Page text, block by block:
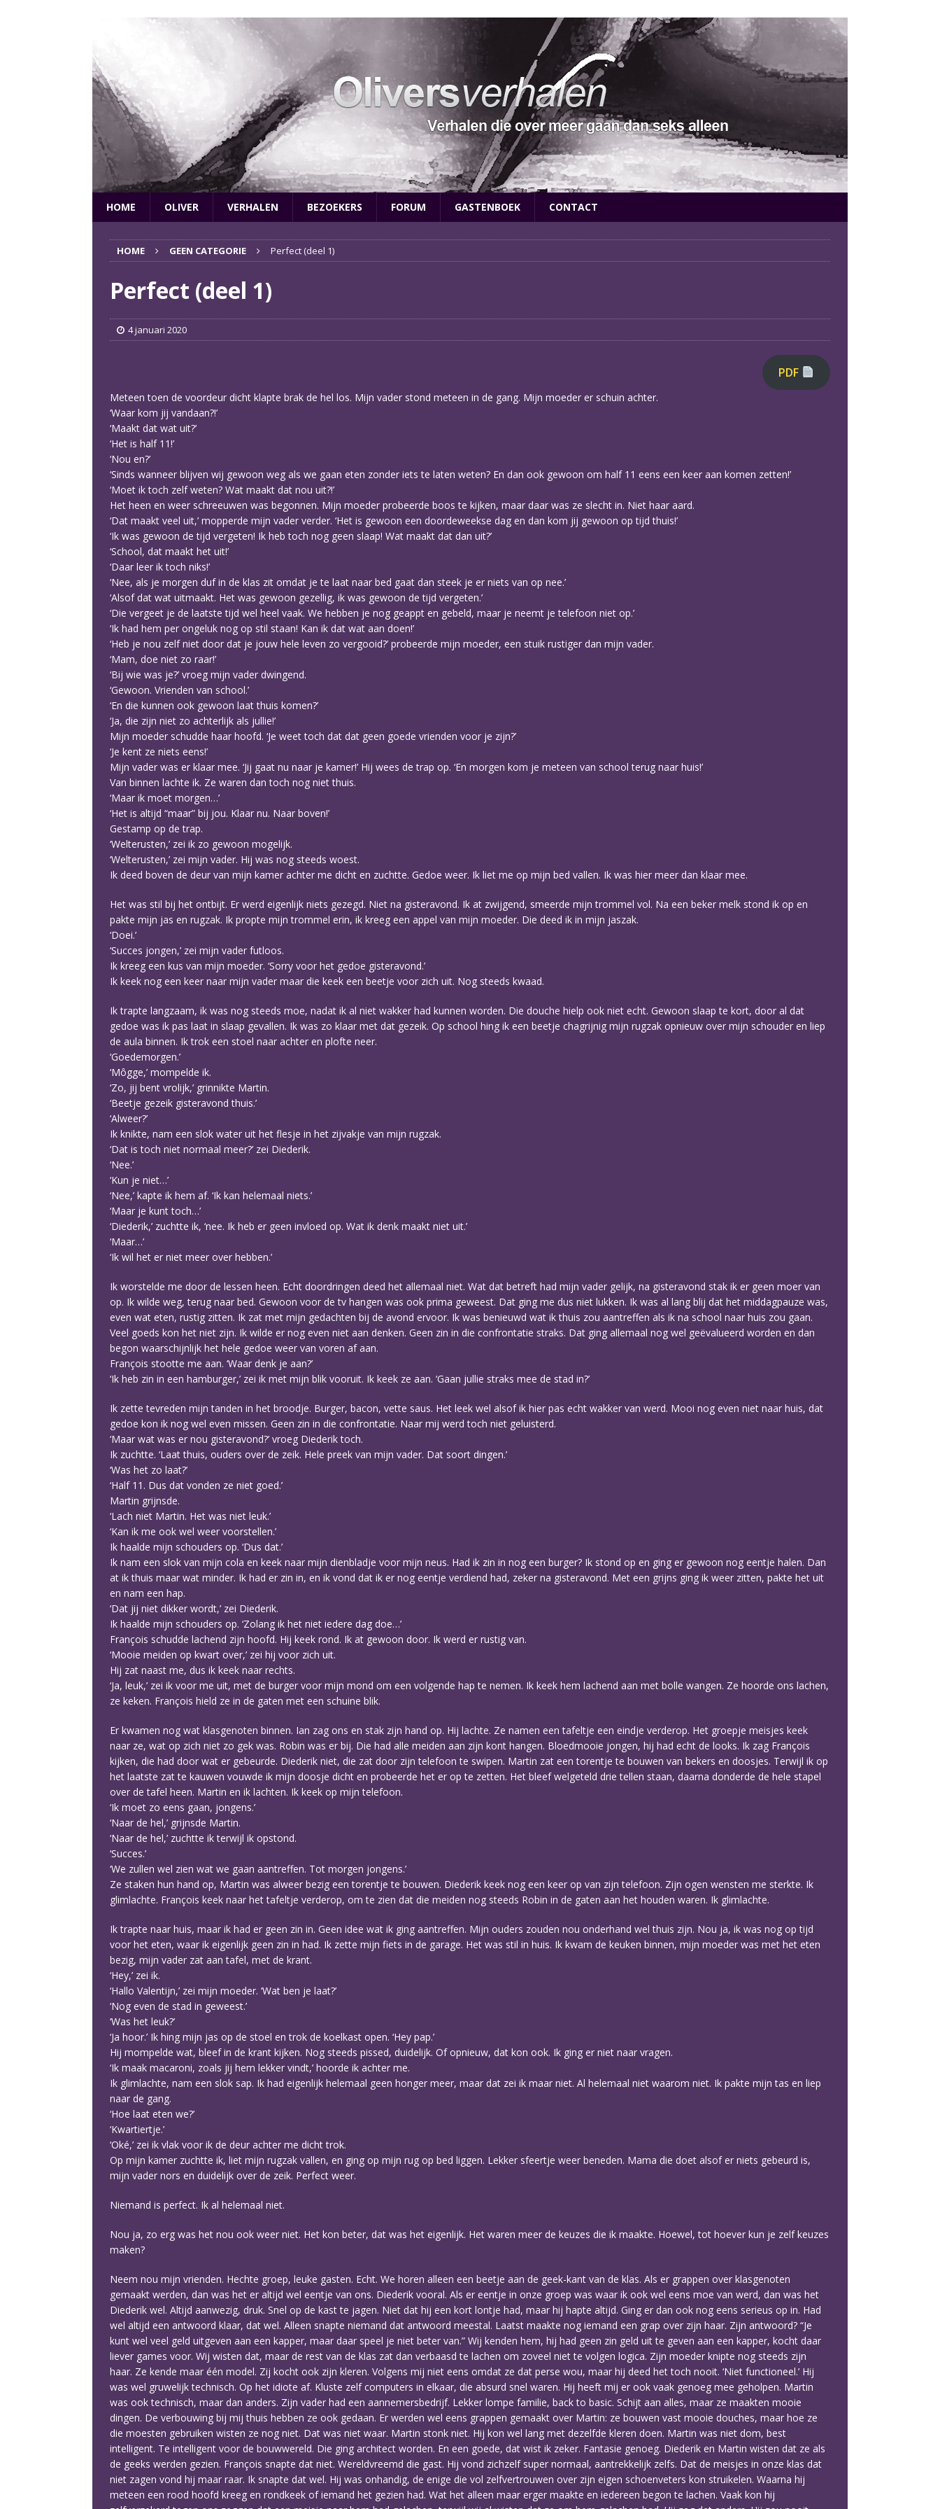
HOME OLIVER VERHALEN BEZOEKERS FORUM GASTENBOEK CONTACT
HOME GEEN CATEGORIE Perfect (deel 1)
Perfect (deel 1)
4 januari 2020
PDF
Meteen toen de voordeur dicht klapte brak de hel los. Mijn vader stond meteen in de gang. Mijn moeder er schuin achter.
‘Waar kom jij vandaan?!’
‘Maakt dat wat uit?’
‘Het is half 11!’
‘Nou en?’
‘Sinds wanneer blijven wij gewoon weg als we gaan eten zonder iets te laten weten? En dan ook gewoon om half 11 eens een keer aan komen zetten!’
‘Moet ik toch zelf weten? Wat maakt dat nou uit?!’
Het heen en weer schreeuwen was begonnen. Mijn moeder probeerde boos te kijken, maar daar was ze slecht in. Niet haar aard.
‘Dat maakt veel uit,’ mopperde mijn vader verder. ‘Het is gewoon een doordeweekse dag en dan kom jij gewoon op tijd thuis!’
‘Ik was gewoon de tijd vergeten! Ik heb toch nog geen slaap! Wat maakt dat dan uit?’
‘School, dat maakt het uit!’
‘Daar leer ik toch niks!’
‘Nee, als je morgen duf in de klas zit omdat je te laat naar bed gaat dan steek je er niets van op nee.’
‘Alsof dat wat uitmaakt. Het was gewoon gezellig, ik was gewoon de tijd vergeten.’
‘Die vergeet je de laatste tijd wel heel vaak. We hebben je nog geappt en gebeld, maar je neemt je telefoon niet op.’
‘Ik had hem per ongeluk nog op stil staan! Kan ik dat wat aan doen!’
‘Heb je nou zelf niet door dat je jouw hele leven zo vergooid?’ probeerde mijn moeder, een stuik rustiger dan mijn vader.
‘Mam, doe niet zo raar!’
‘Bij wie was je?’ vroeg mijn vader dwingend.
‘Gewoon. Vrienden van school.’
‘En die kunnen ook gewoon laat thuis komen?’
‘Ja, die zijn niet zo achterlijk als jullie!’
Mijn moeder schudde haar hoofd. ‘Je weet toch dat dat geen goede vrienden voor je zijn?’
‘Je kent ze niets eens!’
Mijn vader was er klaar mee. ‘Jij gaat nu naar je kamer!’ Hij wees de trap op. ‘En morgen kom je meteen van school terug naar huis!’
Van binnen lachte ik. Ze waren dan toch nog niet thuis.
‘Maar ik moet morgen…’
‘Het is altijd “maar” bij jou. Klaar nu. Naar boven!’
Gestamp op de trap.
‘Welterusten,’ zei ik zo gewoon mogelijk.
‘Welterusten,’ zei mijn vader. Hij was nog steeds woest.
Ik deed boven de deur van mijn kamer achter me dicht en zuchtte. Gedoe weer. Ik liet me op mijn bed vallen. Ik was hier meer dan klaar mee.
Het was stil bij het ontbijt. Er werd eigenlijk niets gezegd. Niet na gisteravond. Ik at zwijgend, smeerde mijn trommel vol. Na een beker melk stond ik op en
pakte mijn jas en rugzak. Ik propte mijn trommel erin, ik kreeg een appel van mijn moeder. Die deed ik in mijn jaszak.
‘Doei.’
‘Succes jongen,’ zei mijn vader futloos.
Ik kreeg een kus van mijn moeder. ‘Sorry voor het gedoe gisteravond.’
Ik keek nog een keer naar mijn vader maar die keek een beetje voor zich uit. Nog steeds kwaad.
Ik trapte langzaam, ik was nog steeds moe, nadat ik al niet wakker had kunnen worden. Die douche hielp ook niet echt. Gewoon slaap te kort, door al dat
gedoe was ik pas laat in slaap gevallen. Ik was zo klaar met dat gezeik. Op school hing ik een beetje chagrijnig mijn rugzak opnieuw over mijn schouder en liep
de aula binnen. Ik trok een stoel naar achter en plofte neer.
‘Goedemorgen.’
‘Môgge,’ mompelde ik.
‘Zo, jij bent vrolijk,’ grinnikte Martin.
‘Beetje gezeik gisteravond thuis.’
‘Alweer?’
Ik knikte, nam een slok water uit het flesje in het zijvakje van mijn rugzak.
‘Dat is toch niet normaal meer?’ zei Diederik.
‘Nee.’
‘Kun je niet…’
‘Nee,’ kapte ik hem af. ‘Ik kan helemaal niets.’
‘Maar je kunt toch…’
‘Diederik,’ zuchtte ik, ‘nee. Ik heb er geen invloed op. Wat ik denk maakt niet uit.’
‘Maar…’
‘Ik wil het er niet meer over hebben.’
Ik worstelde me door de lessen heen. Echt doordringen deed het allemaal niet. Wat dat betreft had mijn vader gelijk, na gisteravond stak ik er geen moer van
op. Ik wilde weg, terug naar bed. Gewoon voor de tv hangen was ook prima geweest. Dat ging me dus niet lukken. Ik was al lang blij dat het middagpauze was,
even wat eten, rustig zitten. Ik zat met mijn gedachten bij de avond ervoor. Ik was benieuwd wat ik thuis zou aantreffen als ik na school naar huis zou gaan.
Veel goeds kon het niet zijn. Ik wilde er nog even niet aan denken. Geen zin in die confrontatie straks. Dat ging allemaal nog wel geëvalueerd worden en dan
begon waarschijnlijk het hele gedoe weer van voren af aan.
François stootte me aan. ‘Waar denk je aan?’
‘Ik heb zin in een hamburger,’ zei ik met mijn blik vooruit. Ik keek ze aan. ‘Gaan jullie straks mee de stad in?’
Ik zette tevreden mijn tanden in het broodje. Burger, bacon, vette saus. Het leek wel alsof ik hier pas echt wakker van werd. Mooi nog even niet naar huis, dat
gedoe kon ik nog wel even missen. Geen zin in die confrontatie. Naar mij werd toch niet geluisterd.
‘Maar wat was er nou gisteravond?’ vroeg Diederik toch.
Ik zuchtte. ‘Laat thuis, ouders over de zeik. Hele preek van mijn vader. Dat soort dingen.’
‘Was het zo laat?’
‘Half 11. Dus dat vonden ze niet goed.’
Martin grijnsde.
‘Lach niet Martin. Het was niet leuk.’
‘Kan ik me ook wel weer voorstellen.’
Ik haalde mijn schouders op. ‘Dus dat.’
Ik nam een slok van mijn cola en keek naar mijn dienbladje voor mijn neus. Had ik zin in nog een burger? Ik stond op en ging er gewoon nog eentje halen. Dan
at ik thuis maar wat minder. Ik had er zin in, en ik vond dat ik er nog eentje verdiend had, zeker na gisteravond. Met een grijns ging ik weer zitten, pakte het uit
en nam een hap.
‘Dat jij niet dikker wordt,’ zei Diederik.
Ik haalde mijn schouders op. ‘Zolang ik het niet iedere dag doe…’
François schudde lachend zijn hoofd. Hij keek rond. Ik at gewoon door. Ik werd er rustig van.
‘Mooie meiden op kwart over,’ zei hij voor zich uit.
Hij zat naast me, dus ik keek naar rechts.
‘Ja, leuk,’ zei ik voor me uit, met de burger voor mijn mond om een volgende hap te nemen. Ik keek hem lachend aan met bolle wangen. Ze hoorde ons lachen,
ze keken. François hield ze in de gaten met een schuine blik.
Er kwamen nog wat klasgenoten binnen. Ian zag ons en stak zijn hand op. Hij lachte. Ze namen een tafeltje een eindje verderop. Het groepje meisjes keek
naar ze, wat op zich niet zo gek was. Robin was er bij. Die had alle meiden aan zijn kont hangen. Bloedmooie jongen, hij had echt de looks. Ik zag François
kijken, die had door wat er gebeurde. Diederik niet, die zat door zijn telefoon te swipen. Martin zat een torentje te bouwen van bekers en doosjes. Terwijl ik op
het laatste zat te kauwen vouwde ik mijn doosje dicht en probeerde het er op te zetten. Het bleef welgeteld drie tellen staan, daarna donderde de hele stapel
over de tafel heen. Martin en ik lachten. Ik keek op mijn telefoon.
‘Ik moet zo eens gaan, jongens.’
‘Naar de hel,’ grijnsde Martin.
‘Naar de hel,’ zuchtte ik terwijl ik opstond.
‘Succes.’
‘We zullen wel zien wat we gaan aantreffen. Tot morgen jongens.’
Ze staken hun hand op, Martin was alweer bezig een torentje te bouwen. Diederik keek nog een keer op van zijn telefoon. Zijn ogen wensten me sterkte. Ik
glimlachte. François keek naar het tafeltje verderop, om te zien dat die meiden nog steeds Robin in de gaten aan het houden waren. Ik glimlachte.
Ik trapte naar huis, maar ik had er geen zin in. Geen idee wat ik ging aantreffen. Mijn ouders zouden nou onderhand wel thuis zijn. Nou ja, ik was nog op tijd
voor het eten, waar ik eigenlijk geen zin in had. Ik zette mijn fiets in de garage. Het was stil in huis. Ik kwam de keuken binnen, mijn moeder was met het eten
bezig, mijn vader zat aan tafel, met de krant.
‘Hey,’ zei ik.
‘Hallo Valentijn,’ zei mijn moeder. ‘Wat ben je laat?’
‘Nog even de stad in geweest.’
‘Was het leuk?’
‘Ja hoor.’ Ik hing mijn jas op de stoel en trok de koelkast open. ‘Hey pap.’
Hij mompelde wat, bleef in de krant kijken. Nog steeds pissed, duidelijk. Of opnieuw, dat kon ook. Ik ging er niet naar vragen.
‘Ik maak macaroni, zoals jij hem lekker vindt,’ hoorde ik achter me.
Ik glimlachte, nam een slok sap. Ik had eigenlijk helemaal geen honger meer, maar dat zei ik maar niet. Al helemaal niet waarom niet. Ik pakte mijn tas en liep
naar de gang.
‘Hoe laat eten we?’
‘Kwartiertje.’
‘Oké,’ zei ik vlak voor ik de deur achter me dicht trok.
Op mijn kamer zuchtte ik, liet mijn rugzak vallen, en ging op mijn rug op bed liggen. Lekker sfeertje weer beneden. Mama die doet alsof er niets gebeurd is,
mijn vader nors en duidelijk over de zeik. Perfect weer.
Niemand is perfect. Ik al helemaal niet.
Nou ja, zo erg was het nou ook weer niet. Het kon beter, dat was het eigenlijk. Het waren meer de keuzes die ik maakte. Hoewel, tot hoever kun je zelf keuzes
maken?
Neem nou mijn vrienden. Hechte groep, leuke gasten. Echt. We horen alleen een beetje aan de geek-kant van de klas. Als er grappen over klasgenoten
gemaakt werden, dan was het er altijd wel eentje van ons. Diederik vooral. Als er eentje in onze groep was waar ik ook wel eens moe van werd, dan was het
Diederik wel. Altijd aanwezig, druk. Snel op de kast te jagen. Niet dat hij een kort lontje had, maar hij hapte altijd. Ging er dan ook nog eens serieus op in. Had
wel altijd een antwoord klaar, dat wel. Alleen snapte niemand dat antwoord meestal. Laatst maakte nog iemand een grap over zijn haar. Zijn antwoord? “Je
kunt wel veel geld uitgeven aan een kapper, maar daar speel je niet beter van.” Wij kenden hem, hij had geen zin geld uit te geven aan een kapper, kocht daar
liever games voor. Wij wisten dat, maar de rest van de klas zat dan verbaasd te lachen om zoveel niet te volgen logica. Zijn moeder knipte nog steeds zijn
haar. Ze kende maar één model. Zij kocht ook zijn kleren. Volgens mij niet eens omdat ze dat perse wou, maar hij deed het toch nooit. ‘Niet functioneel.’ Hij
was wel gruwelijk technisch. Op het idiote af. Kluste zelf computers in elkaar, die absurd snel waren. Hij heeft mij er ook vaak genoeg mee geholpen. Martin
was ook technisch, maar dan anders. Zijn vader had een aannemersbedrijf. Lekker lompe familie, back to basic. Schijt aan alles, maar ze maakten mooie
dingen. De verbouwing bij mij thuis hebben ze ook gedaan. Er werden wel eens grappen gemaakt over Martin: ze bouwen vast mooie douches, maar hoe ze
die moesten gebruiken wisten ze nog niet. Dat was niet waar. Martin stonk niet. Hij kon wel lang met dezelfde kleren doen. Martin was niet dom, best
intelligent. Te intelligent voor de bouwwereld. Die ging architect worden. En een goede, dat wist ik zeker. Fantasie genoeg. Diederik en Martin wisten dat ze als
de geeks werden gezien. François snapte dat niet. Wereldvreemd die gast. Hij vond zichzelf super normaal, aantrekkelijk zelfs. Dat de meisjes in onze klas dat
niet zagen vond hij maar raar. Ik snapte dat wel. Hij was onhandig, de enige die vol zelfvertrouwen over zijn eigen schoenveters kon struikelen. Waarna hij
meteen een rood hoofd kreeg en rondkeek of iemand het gezien had. Wat het alleen maar erger maakte en iedereen begon te lachen. Vaak kon hij